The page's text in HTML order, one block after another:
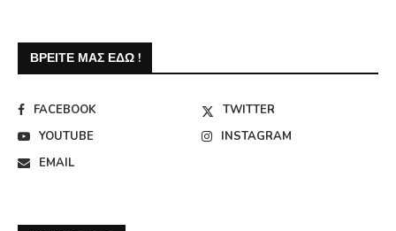
ΒΡΕΊΤΕ ΜΑΣ ΕΔΏ !
FACEBOOK
TWITTER
YOUTUBE
INSTAGRAM
EMAIL